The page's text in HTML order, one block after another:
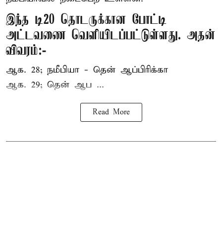
இந்த டி20 தொடருக்கான போட்டி
அட்டவணை வெளியிடப்பட்டுள்ளது. அதன்
விவரம்:-
ஆக. 28; நமீபியா - தென் ஆப்பிரிக்கா
ஆக. 29; தென் ஆப ...
Read More